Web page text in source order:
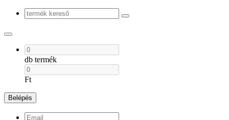
db termék
Ft
Belépés